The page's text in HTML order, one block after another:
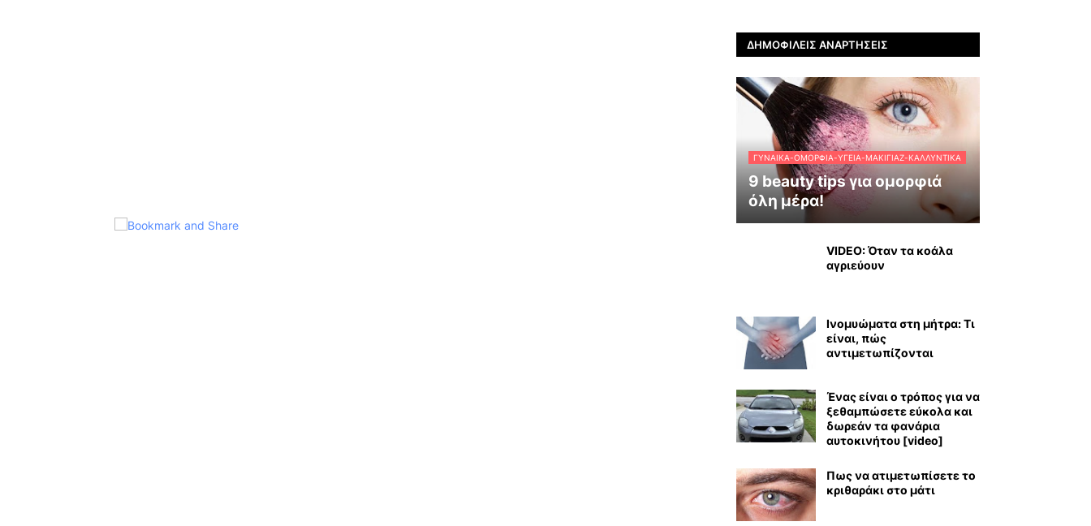
ΔΗΜΟΦΙΛΕΊΣ ΑΝΑΡΤΉΣΕΙΣ
ΓΥΝΑΊΚΑ-ΟΜΟΡΦΙΆ-ΥΓΕΊΑ-ΜΑΚΙΓΙΆΖ-ΚΑΛΛΥΝΤΙΚΆ
9 beauty tips για ομορφιά
όλη μέρα!
VIDEO: Όταν τα κοάλα
αγριεύουν
Ινομυώματα στη μήτρα: Τι
είναι, πώς
αντιμετωπίζονται
Ένας είναι ο τρόπος για να
ξεθαμπώσετε εύκολα και
δωρεάν τα φανάρια
αυτοκινήτου [video]
Πως να ατιμετωπίσετε το
κριθαράκι στο μάτι